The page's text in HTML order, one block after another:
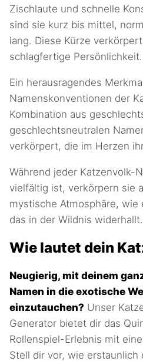
Zischlaute und schnelle
sind sie kurz bis mittel,
lang. Diese Kürze
schlagfertige Persönlichkeit.
Ein herausragendes
Namenskonventionen der
Kombination aus
geschlechtsneutralen
verkörpert, die im Herzen
Während jeder Katzenvolk-
vielfältig ist, verkörpern sie
mystische Atmosphäre, wie
das in der Wildnis widerhallt.
Wie lautet dein
Neugierig, mit deinem
Namen in die exotische
einzutauchen? Unser
Generator bietet dir das
Rollenspiel-Erlebnis mit
Stell dir vor, wie erstaunlich